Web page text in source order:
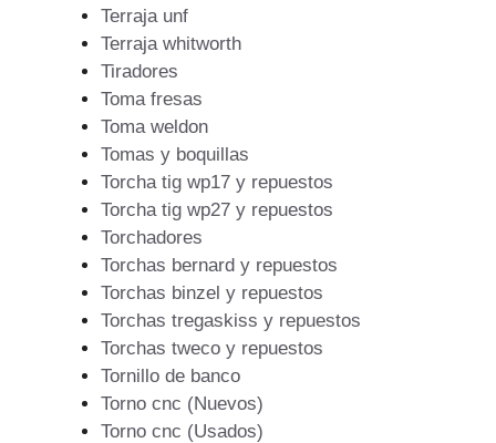
Terraja unf
Terraja whitworth
Tiradores
Toma fresas
Toma weldon
Tomas y boquillas
Torcha tig wp17 y repuestos
Torcha tig wp27 y repuestos
Torchadores
Torchas bernard y repuestos
Torchas binzel y repuestos
Torchas tregaskiss y repuestos
Torchas tweco y repuestos
Tornillo de banco
Torno cnc (Nuevos)
Torno cnc (Usados)